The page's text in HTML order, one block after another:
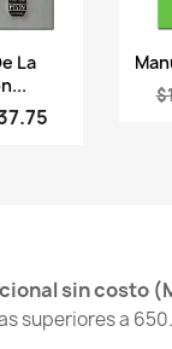
La
sin costo
superiores a